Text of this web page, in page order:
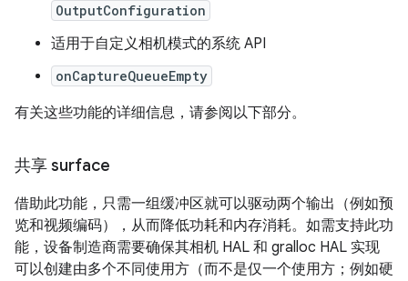
OutputConfiguration
适用于自定义相机模式的系统 API
onCaptureQueueEmpty
有关这些功能的详细信息，请参阅以下部分。
共享 surface
借助此功能，只需一组缓冲区就可以驱动两个输出（例如预
览和视频编码），从而降低功耗和内存消耗。如需支持此功
能，设备制造商需要确保其相机 HAL 和 gralloc HAL 实现
可以创建由多个不同使用方（而不是仅一个使用方；例如硬